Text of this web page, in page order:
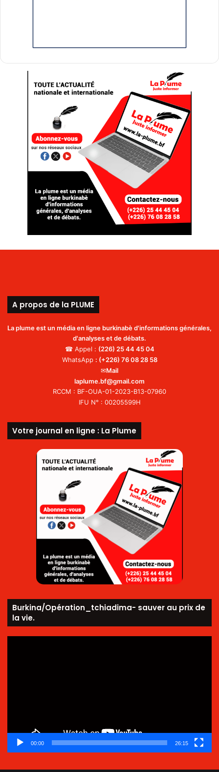
A propos de la PLUME
La plume est un média en ligne burkinabè d'informations générales,
d'analyses et de débats.
☎ Appel : (226) 25 44 45 04
WhatsApp : (+226) 76 08 28 58
✉Mail
laplume.bf@gmail.com
RCCM : BF-OUA-01-2023-B13-07960
IFU N° : 00205599H
Votre journal en ligne : La Plume
Burkina/Opération_tchiadima- sauver au prix de
la vie.
00:00 26:15